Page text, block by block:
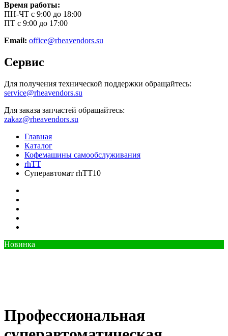
Время работы:
ПН-ЧТ с 9:00 до 18:00
ПТ с 9:00 до 17:00
Email: office@rheavendors.su
Сервис
Для получения технической поддержки обращайтесь:
service@rheavendors.su
Для заказа запчастей обращайтесь:
zakaz@rheavendors.su
Главная
Каталог
Кофемашины самообслуживания
rhTT
Cуперавтомат rhTT10
Новинка
Профессиональная